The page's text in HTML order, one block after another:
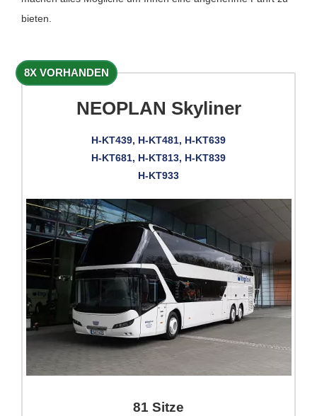
bieten.
8X VORHANDEN
NEOPLAN Skyliner
H-KT439, H-KT481, H-KT639
H-KT681, H-KT813, H-KT839
H-KT933
81 Sitze